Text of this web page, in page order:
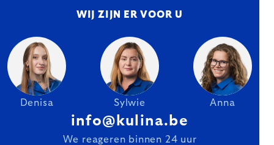
WIJ ZIJN ER VOOR U
Denisa Sylwie Anna
info@kulina.be
We reageren binnen 24 uur